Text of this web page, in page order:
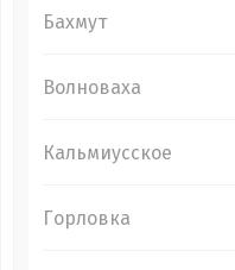
Бахмут
Волноваха
Кальмиусское
Горловка